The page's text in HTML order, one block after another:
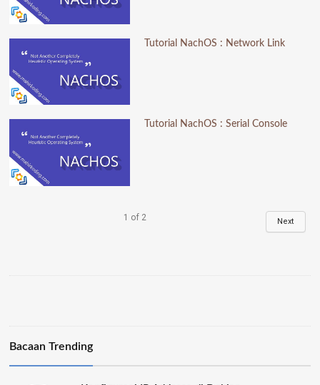
Tutorial NachOS : Network Link
Tutorial NachOS : Serial Console
1 of 2 Next
Bacaan Trending